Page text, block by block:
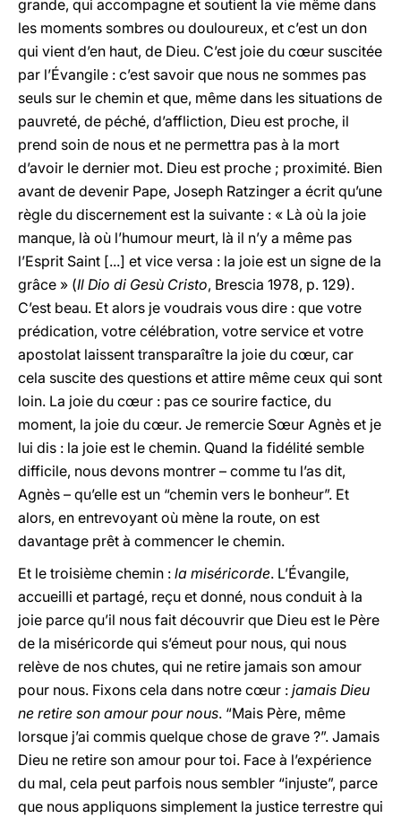
grande, qui accompagne et soutient la vie même dans
les moments sombres ou douloureux, et c’est un don
qui vient d’en haut, de Dieu. C’est joie du cœur suscitée
par l’Évangile : c’est savoir que nous ne sommes pas
seuls sur le chemin et que, même dans les situations de
pauvreté, de péché, d’affliction, Dieu est proche, il
prend soin de nous et ne permettra pas à la mort
d’avoir le dernier mot. Dieu est proche ; proximité. Bien
avant de devenir Pape, Joseph Ratzinger a écrit qu’une
règle du discernement est la suivante : « Là où la joie
manque, là où l’humour meurt, là il n’y a même pas
l’Esprit Saint [...] et vice versa : la joie est un signe de la
grâce » (Il Dio di Gesù Cristo, Brescia 1978, p. 129).
C’est beau. Et alors je voudrais vous dire : que votre
prédication, votre célébration, votre service et votre
apostolat laissent transparaître la joie du cœur, car
cela suscite des questions et attire même ceux qui sont
loin. La joie du cœur : pas ce sourire factice, du
moment, la joie du cœur. Je remercie Sœur Agnès et je
lui dis : la joie est le chemin. Quand la fidélité semble
difficile, nous devons montrer – comme tu l’as dit,
Agnès – qu’elle est un “chemin vers le bonheur”. Et
alors, en entrevoyant où mène la route, on est
davantage prêt à commencer le chemin.
Et le troisième chemin : la miséricorde. L’Évangile,
accueilli et partagé, reçu et donné, nous conduit à la
joie parce qu’il nous fait découvrir que Dieu est le Père
de la miséricorde qui s’émeut pour nous, qui nous
relève de nos chutes, qui ne retire jamais son amour
pour nous. Fixons cela dans notre cœur : jamais Dieu
ne retire son amour pour nous. “Mais Père, même
lorsque j’ai commis quelque chose de grave ?”. Jamais
Dieu ne retire son amour pour toi. Face à l’expérience
du mal, cela peut parfois nous sembler “injuste”, parce
que nous appliquons simplement la justice terrestre qui